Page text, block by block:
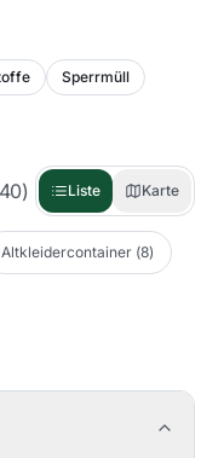
Sperrmüll
40) Liste Karte
Altkleidercontainer (8)